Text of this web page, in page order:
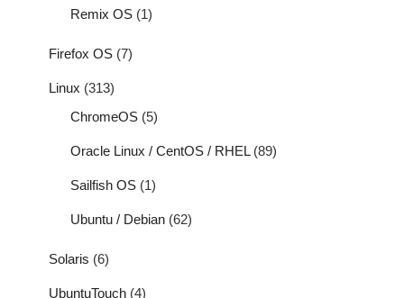
Remix OS (1)
Firefox OS (7)
Linux (313)
ChromeOS (5)
Oracle Linux / CentOS / RHEL(89)
Sailfish OS (1)
Ubuntu / Debian (62)
Solaris (6)
UbuntuTouch (4)